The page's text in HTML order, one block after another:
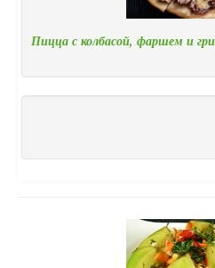
Пицца с колбасой, фаршем и